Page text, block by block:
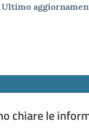
Ultimo
chiare le